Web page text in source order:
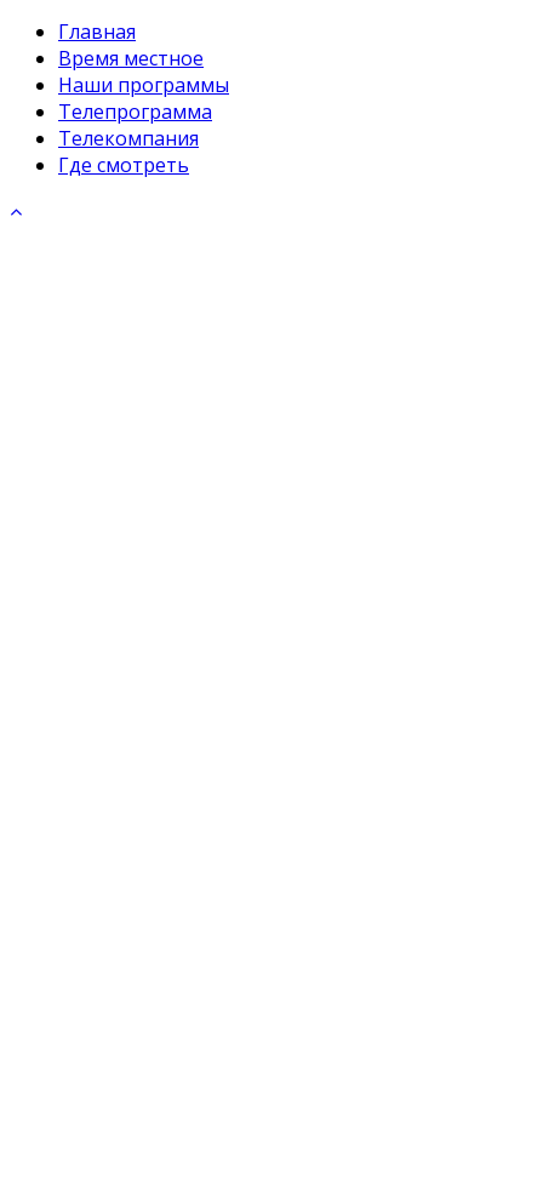
Главная
Время местное
Наши программы
Телепрограмма
Телекомпания
Где смотреть